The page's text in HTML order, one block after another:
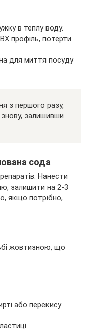
в теплу воду.
профіль, потерти
для миття посуду
з першого разу,
залишивши
сода
Нанести
залишити на 2-3
якщо потрібно,
жовтизною, що
або перекису